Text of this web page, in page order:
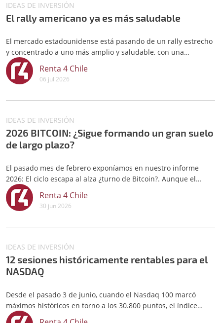
IDEAS DE INVERSIÓN
El rally americano ya es más saludable
El mercado estadounidense está pasando de un rally estrecho
y concentrado a uno más amplio y saludable, con una
participación mucho más generalizada de los valores que
suben.
Renta 4 Chile
06 jul 2026
IDEAS DE INVERSIÓN
2026 BITCOIN: ¿Sigue formando un gran suelo
de largo plazo?
El pasado mes de febrero exponíamos en nuestro informe
2026: El ciclo escapa al alza ¿turno de Bitcoin?. Aunque el
precio actual de Bitcoin está alrededor de un 20% por debajo
de aquellos niveles, consideramos que la criptomoneda podría
estar formando un gran suelo de acumulación, lo que la
Renta 4 Chile
30 jun 2026
IDEAS DE INVERSIÓN
12 sesiones históricamente rentables para el
NASDAQ
Desde el pasado 3 de junio, cuando el Nasdaq 100 marcó
máximos históricos en torno a los 30.800 puntos, el índice
tecnológico ha experimentado un drawdown del 8%. Esta